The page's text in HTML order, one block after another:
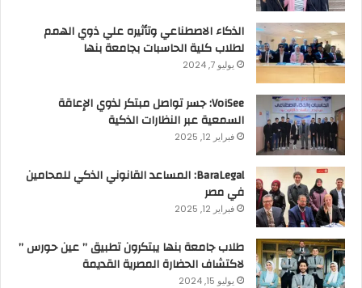
الذكاء الاصطناعي وتأثيره علي ذوي الهمم
لطلاب كلية الحاسبات بجامعة بنها
يوليو 7, 2024
VoiSee: جسر تواصل مبتكر لذوي الإعاقة
السمعية عبر النظارات الذكية
فبراير 12, 2025
BaraLegal: المساعد القانوني الذكي للمحامين
في مصر
فبراير 12, 2025
طلاب جامعة بنها يبتكرون تطبيق ” عين حورس ”
لاكتشاف الحضارة المصرية القديمة
يوليو 15, 2024